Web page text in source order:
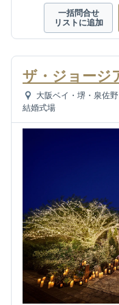
一括問合せ
リストに追加
ザ・ジョージ
大阪ベイ・堺・泉佐
結婚式場